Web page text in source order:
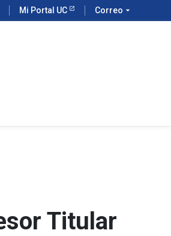
Mi Portal UC Correo arrow_drop_down
Titular